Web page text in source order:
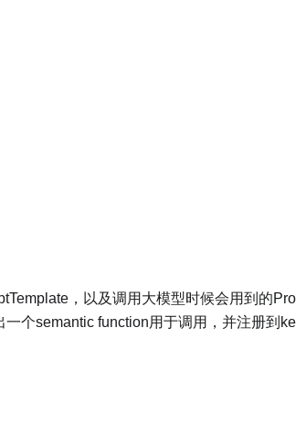
，以及调用大模型时候会用到的
一个semantic function用于调用，并注册到